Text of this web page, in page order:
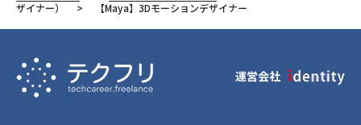
ザイナー）
【Maya】3Dモーションデザイナー
運営会社